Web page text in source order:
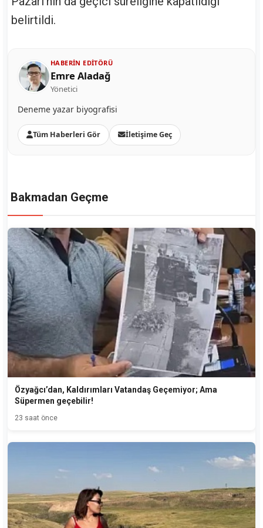
belirtildi.
HABERIN EDITÖRÜ
Emre Aladağ
Yönetici
Deneme yazar biyografisi
Tüm Haberleri Gör İletişime Geç
Bakmadan Geçme
Özyağcı’dan, Kaldırımları Vatandaş Geçemiyor; Ama
Süpermen geçebilir!
23 saat önce